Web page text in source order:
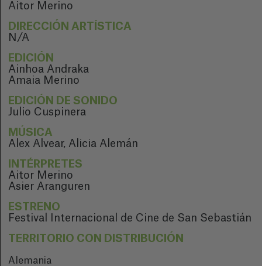
Aitor Merino
DIRECCIÓN ARTÍSTICA
N/A
EDICIÓN
Ainhoa Andraka
Amaia Merino
EDICIÓN DE SONIDO
Julio Cuspinera
MÚSICA
Alex Alvear, Alicia Alemán
INTÉRPRETES
Aitor Merino
Asier Aranguren
ESTRENO
Festival Internacional de Cine de San Sebastián
TERRITORIO CON DISTRIBUCIÓN
Alemania